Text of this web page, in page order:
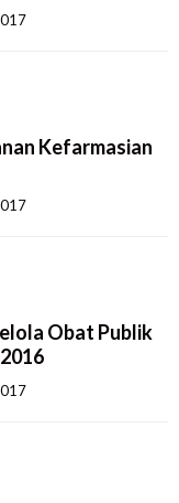
Kefarmasian
Obat Publik